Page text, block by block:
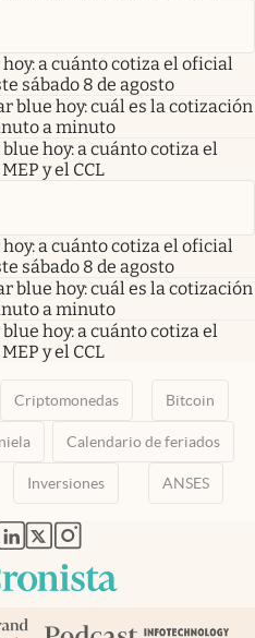
a cuánto cotiza el oficial
sábado 8 de agosto
blue hoy: cuál es la cotización
a minuto
hoy: a cuánto cotiza el
y el CCL
a cuánto cotiza el oficial
sábado 8 de agosto
blue hoy: cuál es la cotización
a minuto
hoy: a cuánto cotiza el
y el CCL
Criptomonedas Bitcoin
Calendario de feriados
Inversiones ANSES
nueva pestaña
en nueva pestaña
abre en nueva pestaña
abre en nueva pestaña
abre en nueva pestaña